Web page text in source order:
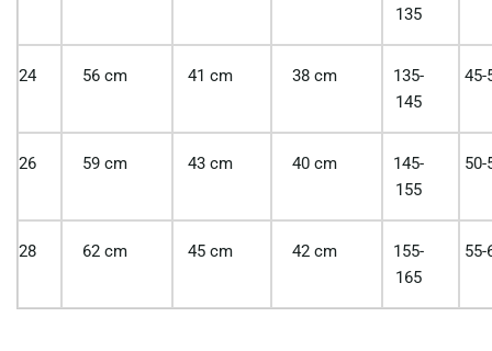
135
24 56 cm 41 cm 38 cm
135-
145
45-
26 59 cm 43 cm 40 cm
145-
155
50-
28 62 cm 45 cm 42 cm
155-
165
55-